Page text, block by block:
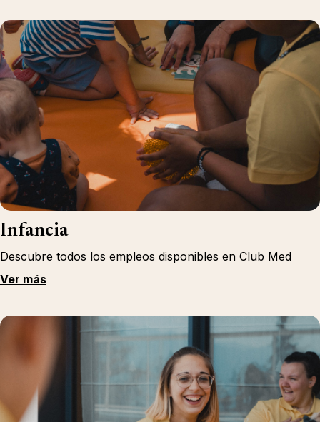
Infancia
Descubre todos los empleos disponibles en Club Med
Ver más